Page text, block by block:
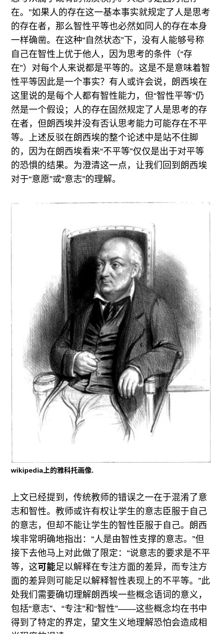
在。”如果人的存在这一基本事实就规定了人是思考
的存在者，那么智性平等也必然如同人的存在本身
一样确凿。在这种“自然状态”下，没有人能够号称
自己在智性上优于他人，因为思考的条件（“存
在”）对每个人来说都是平等的。这是不是意味着智
性平等因此是一个事实？有人或许会说，朗西埃在
这里说的是每个人都有智性能力，但“智性平等”仍
然是一个假设；人的存在固然规定了人是思考的存
在者，但朗西埃并没有否认思考能力可能存在不平
等。上述反驳在朗西埃的整个论述中是站不住脚
的，因为在朗西埃看来“不平等”仅仅是出于对平等
的恐惧的结果。为澄清这一点，让我们回到朗西埃
对于“意愿”或“意志”的理解。
wikipedia上的雅科托画像.
上文已经提到，传统教师的错误之一在于混淆了意
志和智性。教师或许有权让学生的意志臣服于自己
的意志，但却不能让学生的智性臣服于自己。朗西
埃非常明确地指出：“人是由智性支撑的意志。”但
接下去他马上对此做了限定：“说意志的要求是不平
等，这可能足以解释在专注方面的差异，而专注方
面的差异则可能足以解释智性表现上的不平等。”此
处我们需要确切理解朗西埃一些概念语词的意义，
包括“意志”、“专注”和“智性”——这些概念均在书中
得到了特定的界定，望文生义地理解恐怕会造成相